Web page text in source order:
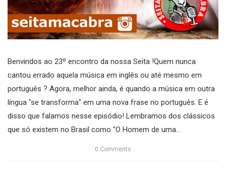
Benvindos ao 23º encontro da nossa Seita !Quem nunca
cantou errado aquela música em inglês ou até mesmo em
português ? Agora, melhor ainda, é quando a música em outra
língua "se transforma" em uma nova frase no português. E é
disso que falamos nesse episódio! Lembramos dos clássicos
que só existem no Brasil como "O Homem de uma...
0 Comments